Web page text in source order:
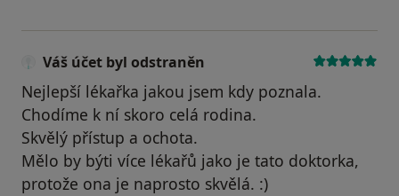
Váš účet byl odstraněn
Nejlepší lékařka jakou jsem kdy poznala.
Chodíme k ní skoro celá rodina.
Skvělý přístup a ochota.
Mělo by býti více lékařů jako je tato doktorka,
protože ona je naprosto skvělá. :)